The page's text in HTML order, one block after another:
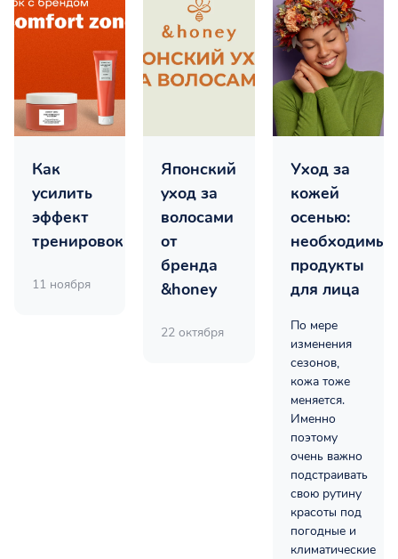
Как
усилить
эффект
тренировок
11 ноября
Японский
уход за
волосами
от
бренда
&honey
22 октября
Уход за
кожей
осенью:
необходимые
продукты
для лица
По мере
изменения
сезонов,
кожа тоже
меняется.
Именно
поэтому
очень важно
подстраивать
свою рутину
красоты под
погодные и
климатические